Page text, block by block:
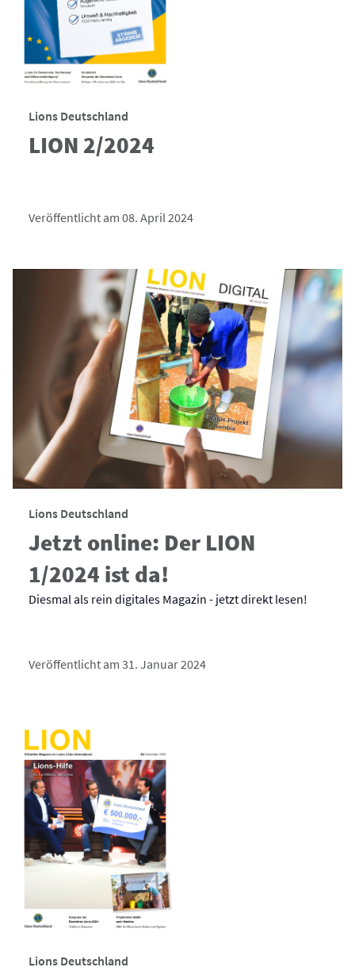
Lions Deutschland
LION 2/2024
Veröffentlicht am 08. April 2024
Lions Deutschland
Jetzt online: Der LION
1/2024 ist da!
Diesmal als rein digitales Magazin - jetzt direkt lesen!
Veröffentlicht am 31. Januar 2024
Lions Deutschland